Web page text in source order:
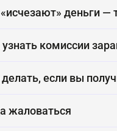
«исчезают» деньги
комиссии
делать, если вы
жаловаться